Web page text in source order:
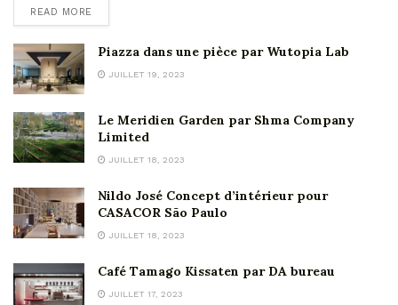
READ MORE
Piazza dans une pièce par Wutopia Lab
JUILLET 19, 2023
Le Meridien Garden par Shma Company
Limited
JUILLET 18, 2023
Nildo José Concept d’intérieur pour
CASACOR São Paulo
JUILLET 18, 2023
Café Tamago Kissaten par DA bureau
JUILLET 17, 2023